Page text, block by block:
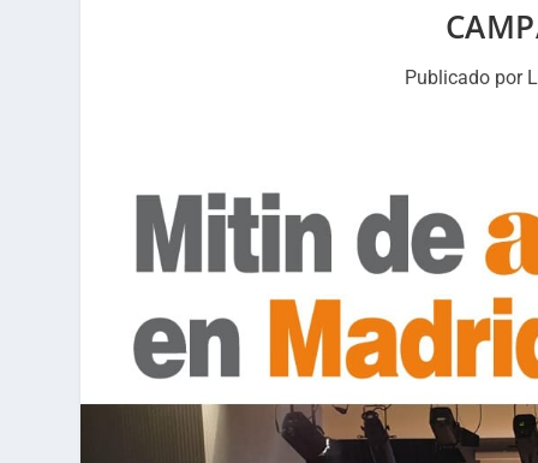
Publicado por